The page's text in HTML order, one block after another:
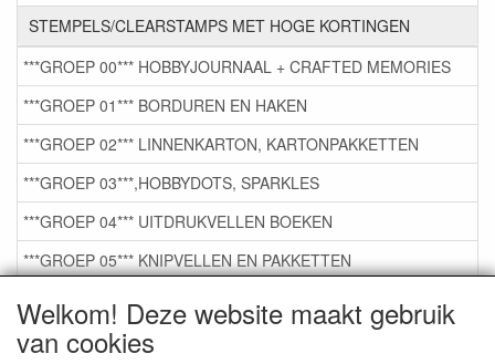
Welkom! Deze website maakt gebruik
van cookies
STEMPELS/CLEARSTAMPS MET HOGE KORTINGEN
***GROEP 00*** HOBBYJOURNAAL + CRAFTED MEMORIES
***GROEP 01*** BORDUREN EN HAKEN
***GROEP 02*** LINNENKARTON, KARTONPAKKETTEN
***GROEP 03***,HOBBYDOTS, SPARKLES
***GROEP 04*** UITDRUKVELLEN BOEKEN
***GROEP 05*** KNIPVELLEN EN PAKKETTEN
***GROEP 06*** TAPE/LIJM SNIJMALLEN STEMPELS
***GROEP 07*** KAARTEN +SCRAP TOEBEHOREN